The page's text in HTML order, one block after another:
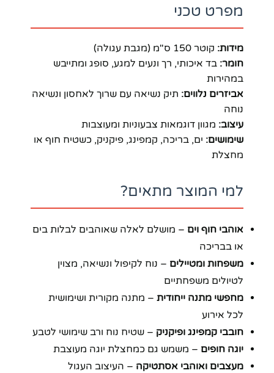
מפרט טכני
מידות: קוטר 150 ס"מ (מגבת עגולה)
חומר: בד איכותי, רך ונעים למגע, סופג ומתייבש
במהירות
אביזרים נלווים: תיק נשיאה עם שרוך לאחסון ונשיאה
נוחה
עיצוב: מגוון דוגמאות צבעוניות ומעוצבות
שימושים: ים, בריכה, קמפינג, פיקניק, כשטיח חוף או
מחצלת
למי המוצר מתאים?
אוהבי חוף וים – מושלם לאלה שאוהבים לבלות בים
או בבריכה
משפחות ומטיילים – נוח לקיפול ונשיאה, מצוין
לטיולים משפחתיים
מחפשי מתנה ייחודית – מתנה מקורית ושימושית
לכל אירוע
חובבי קמפינג ופיקניק – שטיח נוח ורב שימושי לטבע
יוגה חופים – משמש גם כמחצלת יוגה מעוצבת
מעצבים ואוהבי אסתטיקה – העיצוב העגול